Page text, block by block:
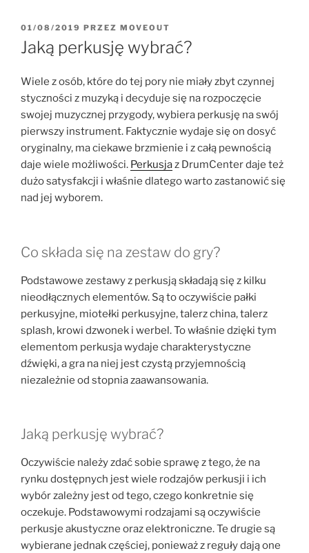
OPUBLIKOWANE
W
01/08/2019 PRZEZ MOVEOUT
Jaką perkusję wybrać?
Wiele z osób, które do tej pory nie miały zbyt czynnej
styczności z muzyką i decyduje się na rozpoczęcie
swojej muzycznej przygody, wybiera perkusję na swój
pierwszy instrument. Faktycznie wydaje się on dosyć
oryginalny, ma ciekawe brzmienie i z całą pewnością
daje wiele możliwości. Perkusjaz DrumCenter daje też
dużo satysfakcji i właśnie dlatego warto zastanowić się
nad jej wyborem.
Co składa się na zestaw do gry?
Podstawowe zestawy z perkusją składają się z kilku
nieodłącznych elementów. Są to oczywiście pałki
perkusyjne, miotełki perkusyjne, talerz china, talerz
splash, krowi dzwonek i werbel. To właśnie dzięki tym
elementom perkusja wydaje charakterystyczne
dźwięki, a gra na niej jest czystą przyjemnością
niezależnie od stopnia zaawansowania.
Jaką perkusję wybrać?
Oczywiście należy zdać sobie sprawę z tego, że na
rynku dostępnych jest wiele rodzajów perkusji i ich
wybór zależny jest od tego, czego konkretnie się
oczekuje. Podstawowymi rodzajami są oczywiście
perkusje akustyczne oraz elektroniczne. Te drugie są
wybierane jednak częściej, ponieważ z reguły dają one